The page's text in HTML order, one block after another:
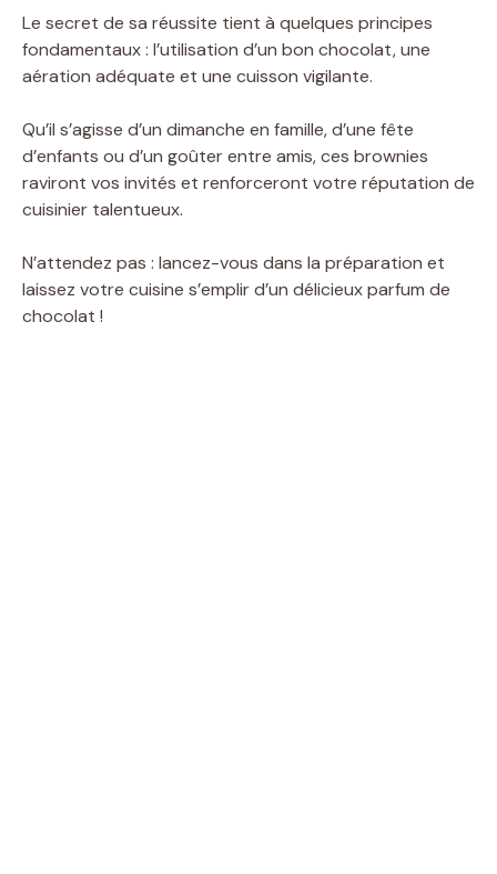
Le secret de sa réussite tient à quelques principes
fondamentaux : l’utilisation d’un bon chocolat, une
aération adéquate et une cuisson vigilante.
Qu’il s’agisse d’un dimanche en famille, d’une fête
d’enfants ou d’un goûter entre amis, ces brownies
raviront vos invités et renforceront votre réputation de
cuisinier talentueux.
N’attendez pas : lancez-vous dans la préparation et
laissez votre cuisine s’emplir d’un délicieux parfum de
chocolat !